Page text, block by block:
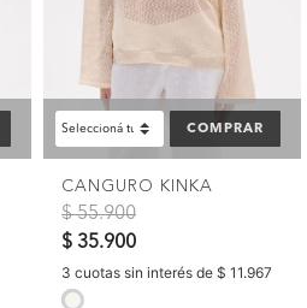
COMPRAR
CANGURO KINKA
Precio reducido de
$ 55.900a
$ 35.900
3 cuotas sin interés de $ 11.967